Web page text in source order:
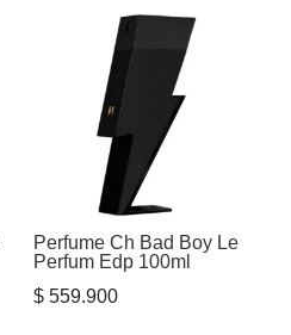
Perfume Ch Bad Boy Le
Perfum Edp 100ml
$559.900